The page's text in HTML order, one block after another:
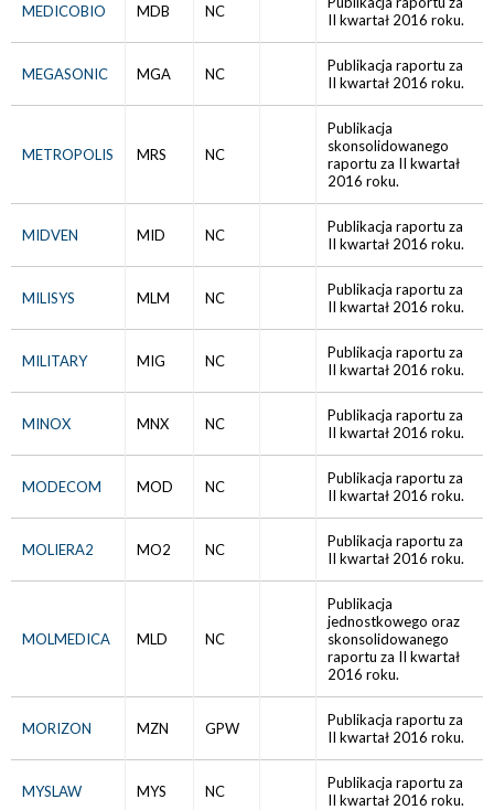
MEDICOBIO MDB NC
II kwartał 2016 roku.
MEGASONIC MGA NC
Publikacja raportu za
II kwartał 2016 roku.
METROPOLIS MRS NC
Publikacja
skonsolidowanego
raportu za II kwartał
2016 roku.
MIDVEN MID NC
Publikacja raportu za
II kwartał 2016 roku.
MILISYS MLM NC
Publikacja raportu za
II kwartał 2016 roku.
MILITARY MIG NC
Publikacja raportu za
II kwartał 2016 roku.
MINOX MNX NC
Publikacja raportu za
II kwartał 2016 roku.
MODECOM MOD NC
Publikacja raportu za
II kwartał 2016 roku.
MOLIERA2 MO2 NC
Publikacja raportu za
II kwartał 2016 roku.
MOLMEDICA MLD NC
Publikacja
jednostkowego oraz
skonsolidowanego
raportu za II kwartał
2016 roku.
MORIZON MZN GPW
Publikacja raportu za
II kwartał 2016 roku.
MYSLAW MYS NC
Publikacja raportu za
II kwartał 2016 roku.